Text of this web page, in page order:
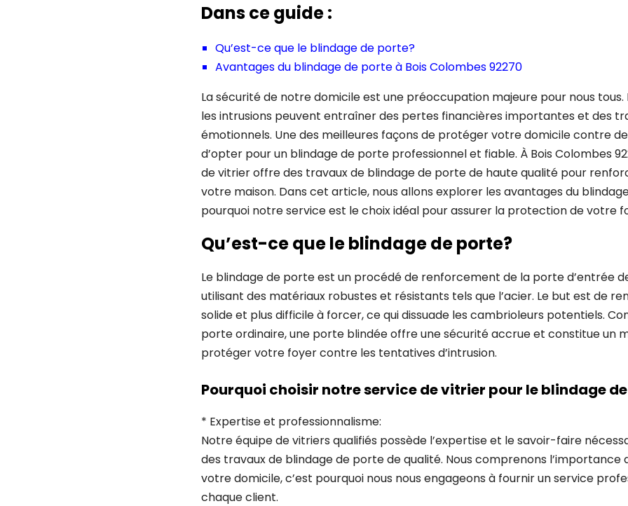
Dans ce guide :
Qu’est-ce que le blindage de porte?
Avantages du blindage de porte à Bois Colombes 92270
La sécurité de notre domicile est une préoccupation majeure pour nous
les intrusions peuvent entraîner des pertes financières importantes et des
émotionnels. Une des meilleures façons de protéger votre domicile contre
d’opter pour un blindage de porte professionnel et fiable. À Bois Colombes
de vitrier offre des travaux de blindage de porte de haute qualité pour
votre maison. Dans cet article, nous allons explorer les avantages du
pourquoi notre service est le choix idéal pour assurer la protection de votre
Qu’est-ce que le blindage de porte?
Le blindage de porte est un procédé de renforcement de la porte d’entrée
utilisant des matériaux robustes et résistants tels que l’acier. Le but est de
solide et plus difficile à forcer, ce qui dissuade les cambrioleurs potentiels.
porte ordinaire, une porte blindée offre une sécurité accrue et constitue un
protéger votre foyer contre les tentatives d’intrusion.
Pourquoi choisir notre service de vitrier pour le blindage
* Expertise et professionnalisme:
Notre équipe de vitriers qualifiés possède l’expertise et le savoir-faire
des travaux de blindage de porte de qualité. Nous comprenons l’importance
votre domicile, c’est pourquoi nous nous engageons à fournir un service
chaque client.